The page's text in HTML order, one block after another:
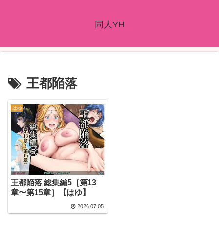
同人YH
王都陥落
はゆ
王都陥落 総集編5［第13
章〜第15章］【はゆ】
2026.07.05